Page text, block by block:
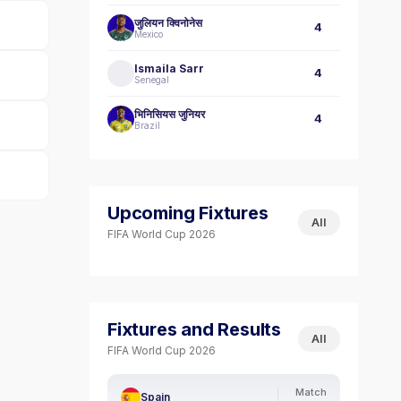
जुलियन क्विनोनेस
Mexico 4
Ismaila Sarr
Senegal 4
भिनिसियस जुनियर
Brazil 4
Upcoming Fixtures
FIFA World Cup 2026
All
Fixtures and Results
FIFA World Cup 2026
All
Spain
Match